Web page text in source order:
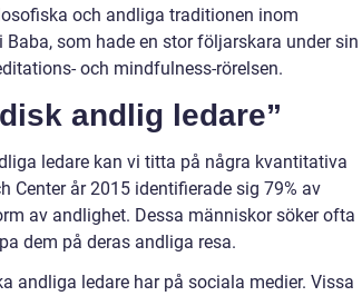
och andliga traditionen inom
som hade en stor följarskara under sin
och mindfulness-rörelsen.
andlig ledare”
ledare kan vi titta på några kvantitativa
Center år 2015 identifierade sig 79% av
av andlighet. Dessa människor söker ofta
dem på deras andliga resa.
andliga ledare har på sociala medier. Vissa